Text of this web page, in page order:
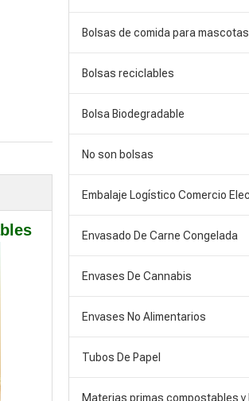
Bolsas de comida para mascotas
Bolsas reciclables
Bolsa Biodegradable
No son bolsas
Envasado De Carne Congelada
Envases De Cannabis
Envases No Alimentarios
Tubos De Papel